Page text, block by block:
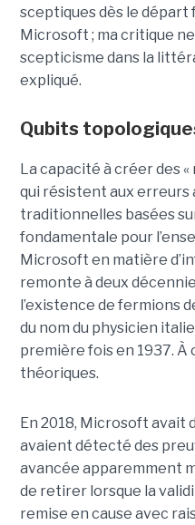
sceptiques dès le départ
Microsoft ; ma critique
scepticisme dans la
expliqué.
Qubits
La capacité à créer des
qui résistent aux
traditionnelles basées
fondamentale pour
Microsoft en matière
remonte à deux
l’existence de fermions
du nom du physicien
première fois en 1937.
théoriques.
En 2018, Microsoft avait
avaient détecté des
avancée apparemment
de retirer lorsque la
remise en cause avec